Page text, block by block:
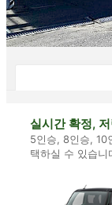
실시간 확정,
5인승, 8인승, 10
택하실 수 있습니